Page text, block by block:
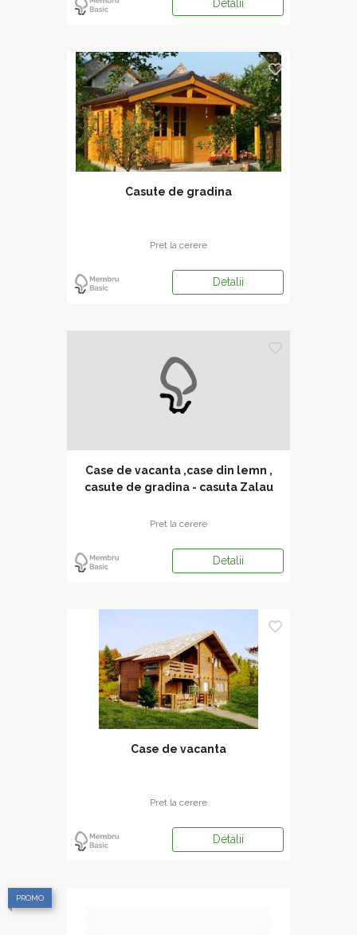
Detalii
Casute de gradina
Pret la cerere
Detalii
Case de vacanta ,case din lemn ,
casute de gradina - casuta Zalau
Pret la cerere
Detalii
Case de vacanta
Pret la cerere
Detalii
PROMO